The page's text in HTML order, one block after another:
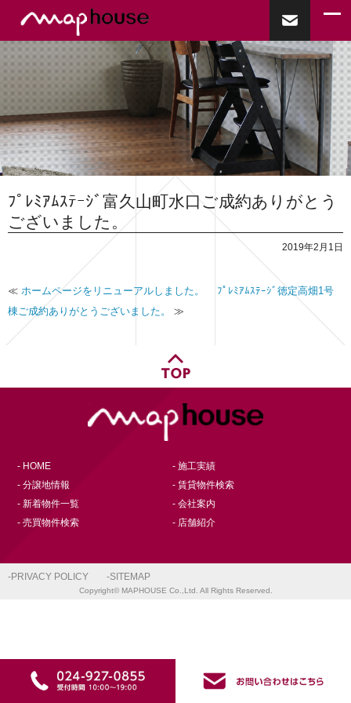
ﾌﾟﾚﾐｱﾑｽﾃｰｼﾞ富久山町水口ご成約ありがとう
ございました。
2019年2月1日
≪ ホームページをリニューアルしました。
ﾌﾟﾚﾐｱﾑｽﾃｰｼﾞ徳定高畑1号
棟ご成約ありがとうございました。
≫
- HOME
- 施工実績
- 分譲地情報
- 賃貸物件検索
- 新着物件一覧
- 会社案内
- 売買物件検索
- 店舗紹介
-PRIVACY POLICY -SITEMAP
Copyright© MAPHOUSE Co.,Ltd. All Rights Reserved.